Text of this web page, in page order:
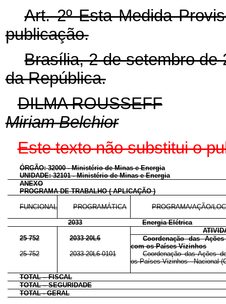
Art. 2º Esta Medida
publicação.
Brasília, 2 de setembro de
da República.
DILMA ROUSSEFF
Miriam Belchior
Este texto não substitui o
ÓRGÃO: 32000 - Ministério de Minas e Energia
UNIDADE: 32101 - Ministério de Minas e Energia
ANEXO
PROGRAMA DE TRABALHO ( APLICAÇÃO )
FUNCIONAL PROGRAMÁTICA PROGRAMA/AÇÃO/
2033
Energia Elétrica
25 752
2033 20L6
Coordenação das
com os Países Vizinhos
25 752
2033 20L6 0101
Coordenação das Ações
os Países Vizinhos - Nacional
TOTAL – FISCAL
TOTAL – SEGURIDADE
TOTAL - GERAL